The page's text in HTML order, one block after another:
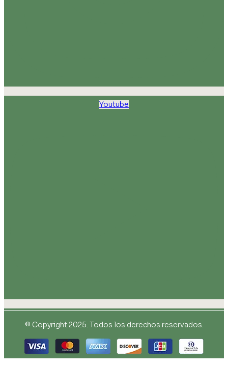
Youtube
© Copyright 2025. Todos los derechos reservados.